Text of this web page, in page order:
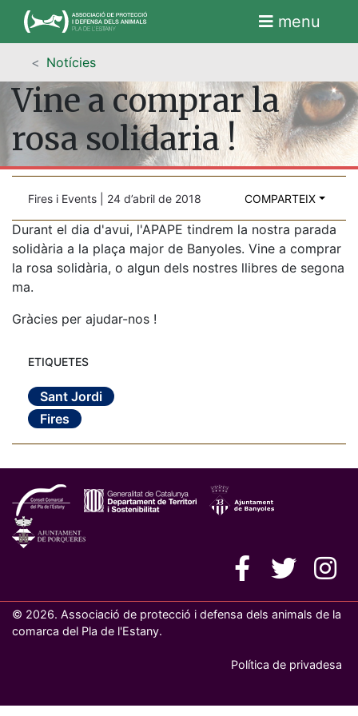
menu
Notícies
Vine a comprar la
rosa solidaria !
Fires i Events | 24 d’abril de 2018 COMPARTEIX
Durant el dia d'avui, l'APAPE tindrem la nostra parada
solidària a la plaça major de Banyoles. Vine a comprar
la rosa solidària, o algun dels nostres llibres de segona
ma.
Gràcies per ajudar-nos !
ETIQUETES
Sant Jordi
Fires
© 2026. Associació de protecció i defensa dels animals de la
comarca del Pla de l'Estany.
Política de privadesa